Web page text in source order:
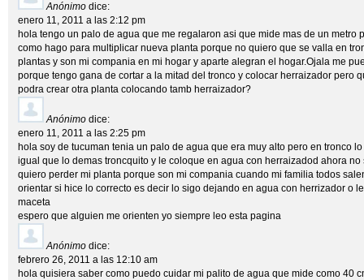
Anónimo dice:
enero 11, 2011 a las 2:12 pm
hola tengo un palo de agua que me regalaron asi que mide mas de un metro
como hago para multiplicar nueva planta porque no quiero que se valla en
plantas y son mi compania en mi hogar y aparte alegran el hogar.Ojala me
porque tengo gana de cortar a la mitad del tronco y colocar herraizador pero
podra crear otra planta colocando tamb herraizador?
Anónimo dice:
enero 11, 2011 a las 2:25 pm
hola soy de tucuman tenia un palo de agua que era muy alto pero en tronco
igual que lo demas troncquito y le coloque en agua con herraizadod ahora
quiero perder mi planta porque son mi compania cuando mi familia todos
orientar si hice lo correcto es decir lo sigo dejando en agua con herrizador o
maceta
espero que alguien me orienten yo siempre leo esta pagina
Anónimo dice:
febrero 26, 2011 a las 12:10 am
hola quisiera saber como puedo cuidar mi palito de agua que mide como 40